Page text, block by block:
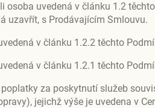
osoba uvedená v článku 1.2
uzavřít, s Prodávajícím Smlouvu.
v článku 1.2.2 těchto
v článku 1.2.1 těchto
za poskytnutí služeb
jejichž výše je uvedena v